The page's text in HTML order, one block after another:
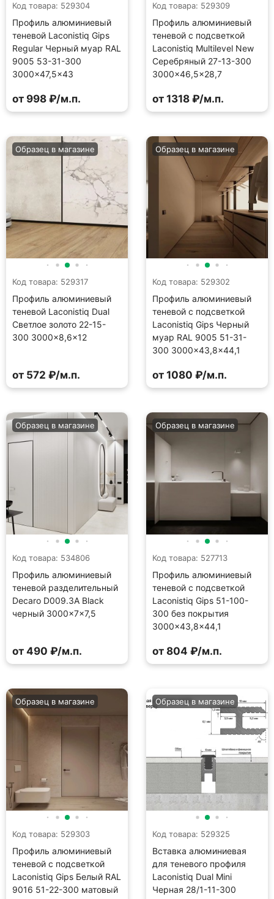
Код товара: 529304
Профиль алюминиевый
теневой Laconistiq Gips
Regular Черный муар RAL
9005 53-31-300
3000×47,5×43
от 998 ₽/м.п.
Код товара: 529309
Профиль алюминиевый
теневой с подсветкой
Laconistiq Multilevel New
Серебряный 27-13-300
3000×46,5×28,7
от 1318 ₽/м.п.
Код товара: 529317
Профиль алюминиевый
теневой Laconistiq Dual
Светлое золото 22-15-
300 3000×8,6×12
Образец в магазине
от 572 ₽/м.п.
Код товара: 529302
Профиль алюминиевый
теневой с подсветкой
Laconistiq Gips Черный
муар RAL 9005 51-31-
300 3000×43,8×44,1
Образец в магазине
от 1080 ₽/м.п.
Код товара: 534806
Профиль алюминиевый
теневой разделительный
Decaro D009.3A Black
черный 3000×7×7,5
Образец в магазине
от 490 ₽/м.п.
Код товара: 527713
Профиль алюминиевый
теневой с подсветкой
Laconistiq Gips 51-100-
300 без покрытия
3000×43,8×44,1
Образец в магазине
от 804 ₽/м.п.
Код товара: 529303
Профиль алюминиевый
теневой с подсветкой
Laconistiq Gips Белый RAL
9016 51-22-300 матовый
Образец в магазине
Код товара: 529325
Вставка алюминиевая
для теневого профиля
Laconistiq Dual Mini
Черная 28/1-11-300
Образец в магазине